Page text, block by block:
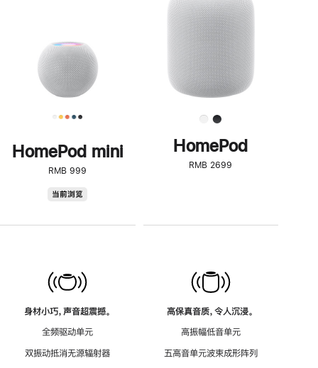
HomePod mini
RMB 999
当前浏览
身材小巧，声音超震撼。
全频驱动单元
双振动抵消无源辐射器
了
解
HomePod<
HomePod
RMB 2699
高保真音质，令人沉浸。
高振幅低音单元
五高音单元波束成形阵列